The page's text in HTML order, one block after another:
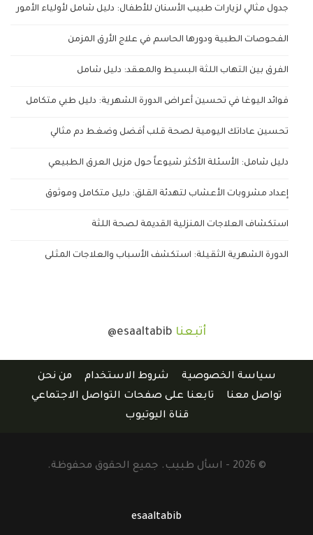
جدول مثالي لزيارات طبيب الأسنان للأطفال: دليل شامل لأولياء الأمور
الفحوصات الطبية ودورها الحاسم في علاج الأرق المزمن
الفرق بين التهاب اللثة البسيط والمعقد: دليل شامل
فوائد اليوغا في تحسين أعراض الدورة الشهرية: دليل طبي متكامل
تحسين عاداتك اليومية لصحة قلب أفضل وضغط دم مثالي
دليل شامل: الأسئلة الأكثر شيوعاً حول مزيل العرق الطبيعي
إعداد مشروبات الأعشاب لتهدئة القلق: دليل متكامل وموثوق
استكشاف العلاجات المنزلية القديمة لصحة اللثة
الدورة الشهرية الثقيلة: استكشف الأسباب والعلاجات المثلى
أتبعنا @esaaltabib
سياسة الخصوصية شروط الاستخدام
من نحن
تواصل معنا
تابعنا على صفحات التواصل الاجتماعي
قناة اليوتيوب
© 2026 - اسأل طبيب. جميع الحقوق محفوظة.
esaaltabib